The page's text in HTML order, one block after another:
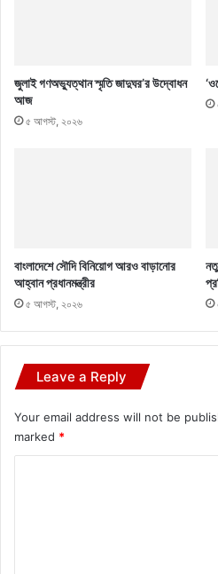
জুলাই গণঅভ্যুত্থান স্মৃতি জাদুঘর’র উদ্বোধন
আজ
৫ আগস্ট, ২০২৬
বাংলাদেশে সৌদি বিনিয়োগ আরও বাড়ানোর
আহ্বান প্রধানমন্ত্রীর
৫ আগস্ট, ২০২৬
Leave a Reply
Your email address will not be
marked *